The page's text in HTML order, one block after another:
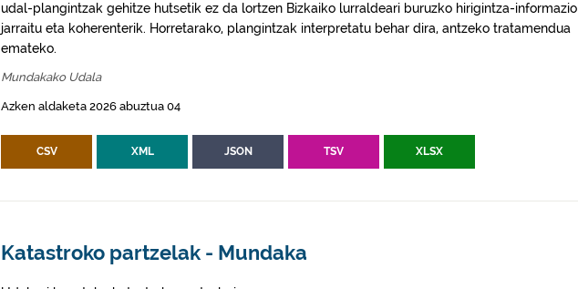
udal-plangintzak gehitze hutsetik ez da lortzen Bizkaiko lurraldeari buruzko hirigintza-informazio
jarraitu eta koherenterik. Horretarako, plangintzak interpretatu behar dira, antzeko tratamendua
emateko.
Mundakako Udala
Azken aldaketa 2026 abuztua 04
CSV XML JSON TSV XLSX
Katastroko partzelak - Mundaka